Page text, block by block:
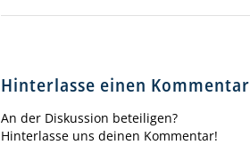
Hinterlasse einen Kommentar
An der Diskussion beteiligen?
Hinterlasse uns deinen Kommentar!